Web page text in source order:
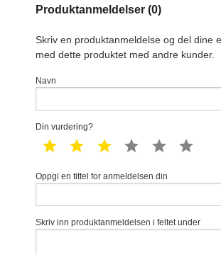
Produktanmeldelser (0)
Skriv en produktanmeldelse og del dine
med dette produktet med andre kunder.
Navn
Din vurdering?
1 star 2 star 3 star 4 star 5 star
Oppgi en tittel for anmeldelsen din
Skriv inn produktanmeldelsen i feltet under